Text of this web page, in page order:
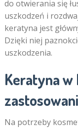
do otwierania się
uszkodzeń i
keratyna jest
Dzięki niej
uszkodzenia.
Keratyna w
Na potrzeby